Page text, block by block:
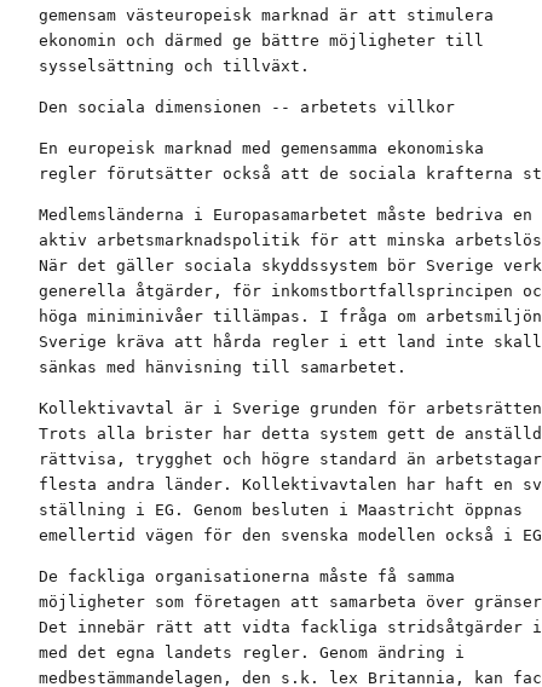
gemensam västeuropeisk marknad är att stimulera
ekonomin och därmed ge bättre möjligheter till
sysselsättning och tillväxt.
Den sociala dimensionen -- arbetets villkor
En europeisk marknad med gemensamma ekonomiska
regler förutsätter också att de sociala krafterna
Medlemsländerna i Europasamarbetet måste bedriva en
aktiv arbetsmarknadspolitik för att minska
När det gäller sociala skyddssystem bör Sverige
generella åtgärder, för inkomstbortfallsprincipen
höga miniminivåer tillämpas. I fråga om arbetsmiljön
Sverige kräva att hårda regler i ett land inte skall
sänkas med hänvisning till samarbetet.
Kollektivavtal är i Sverige grunden för
Trots alla brister har detta system gett de
rättvisa, trygghet och högre standard än
flesta andra länder. Kollektivavtalen har haft en
ställning i EG. Genom besluten i Maastricht öppnas
emellertid vägen för den svenska modellen också i
De fackliga organisationerna måste få samma
möjligheter som företagen att samarbeta över
Det innebär rätt att vidta fackliga stridsåtgärder
med det egna landets regler. Genom ändring i
medbestämmandelagen, den s.k. lex Britannia, kan